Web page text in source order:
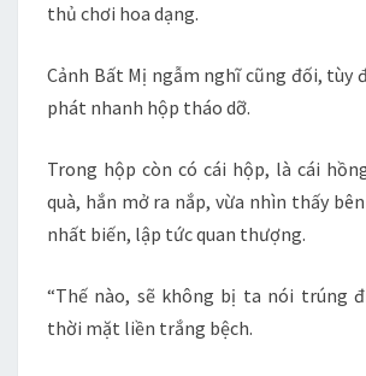
thủ chơi hoa dạng.
Cảnh Bất Mị ngẫm nghĩ cũng đối, tùy
phát nhanh hộp tháo dỡ.
Trong hộp còn có cái hộp, là cái
quà, hắn mở ra nắp, vừa nhìn thấy
nhất biến, lập tức quan thượng.
“Thế nào, sẽ không bị ta nói trúng
thời mặt liền trắng bệch.